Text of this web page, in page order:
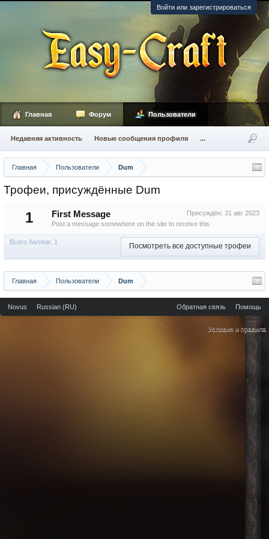
Войти или зарегистрироваться
Главная Пользователи Dum
Трофеи, присуждённые Dum
1 Присуждён: 31 авг 2023
First Message
Post a message somewhere on the site to receive this.
Всего баллов: 1 Посмотреть все доступные трофеи
Главная Пользователи Dum
Главная Форум Пользователи
Недавняя активность Новые сообщения профиля ...
Novus Russian (RU) Обратная связь Помощь
Условия и правила